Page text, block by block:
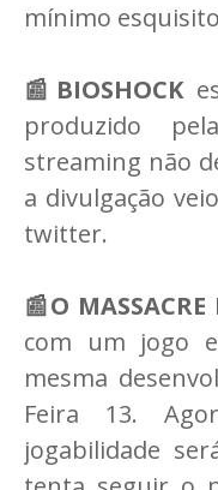
mínimo
📰BIOSHOCK
produzido
streaming não
a divulgação
twitter.
📰O MASSACRE
com um jogo
mesma
Feira 13.
jogabilidade